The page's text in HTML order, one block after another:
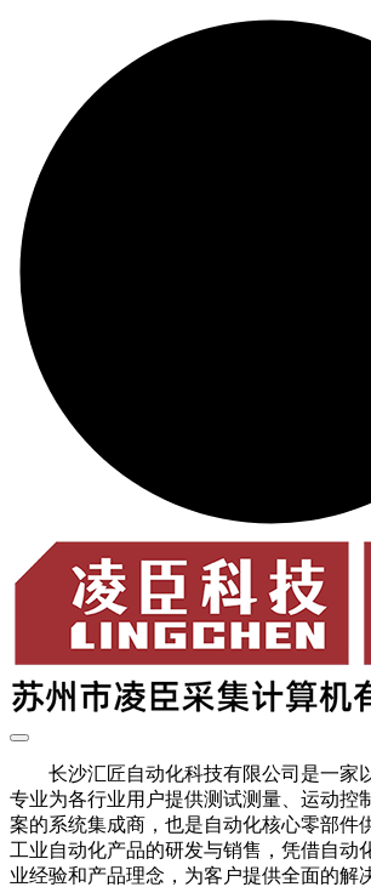
长沙汇匠自动化科技有限公司是一家以
专业为各行业用户提供测试测量、运动控
案的系统集成商，也是自动化核心零部件
工业自动化产品的研发与销售，凭借自动
业经验和产品理念，为客户提供全面的解